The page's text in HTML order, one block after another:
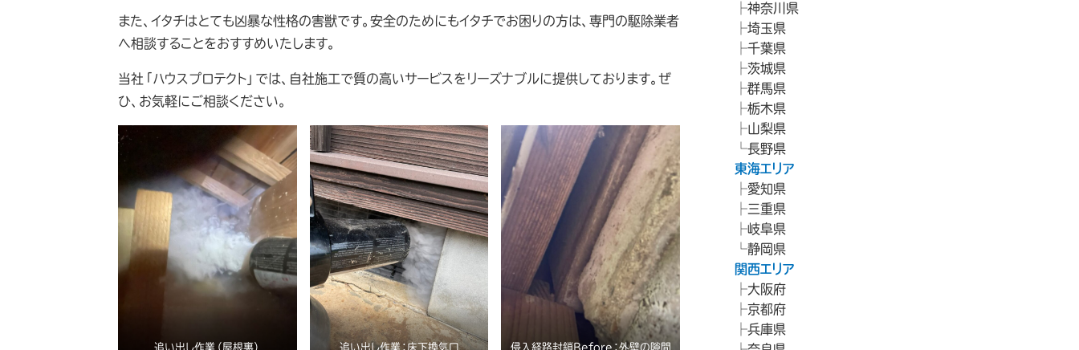
また、イタチはとても凶暴な性格の害獣です。安全のためにもイタチでお困りの方は、専門の駆除業者
へ相談することをおすすめいたします。
当社「ハウスプロテクト」では、自社施工で質の高いサービスをリーズナブルに提供しております。ぜ
ひ、お気軽にご相談ください。
追い出し作業（屋根裏） 追い出し作業：床下換気口 侵入経路封鎖Before：外壁の隙間
神奈川県
埼玉県
千葉県
茨城県
群馬県
栃木県
山梨県
長野県
東海エリア
愛知県
三重県
岐阜県
静岡県
関西エリア
大阪府
京都府
兵庫県